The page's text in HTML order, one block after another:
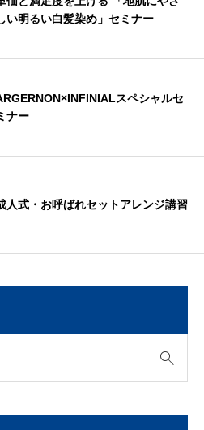
い明るい白髪染め」セミナー
スペシャルセ
ナー
人式・お呼ばれセットアレンジ講習